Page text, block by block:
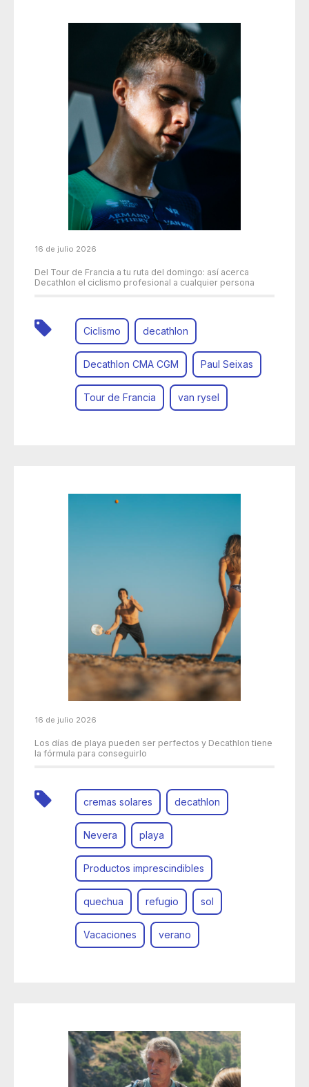
16 de julio 2026
Del Tour de Francia a tu ruta del domingo: así acerca
Decathlon el ciclismo profesional a cualquier persona
Ciclismo decathlon
Decathlon CMA CGM Paul Seixas
Tour de Francia van rysel
16 de julio 2026
Los días de playa pueden ser perfectos y Decathlon tiene
la fórmula para conseguirlo
cremas solares decathlon
Nevera playa
Productos imprescindibles
quechua refugio sol
Vacaciones verano